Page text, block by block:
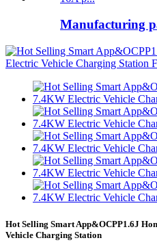
Manufacturing
Hot Selling Smart App&OCPP1.6J
Vehicle Charging Station